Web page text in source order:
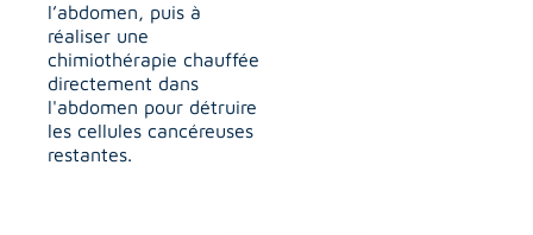
l’abdomen, puis à
réaliser une
chimiothérapie chauffée
directement dans
l'abdomen pour détruire
les cellules cancéreuses
restantes.